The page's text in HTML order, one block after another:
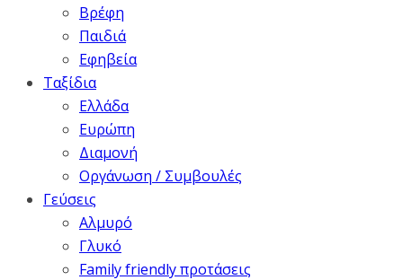
Βρέφη
Παιδιά
Εφηβεία
Ταξίδια
Ελλάδα
Ευρώπη
Διαμονή
Οργάνωση / Συμβουλές
Γεύσεις
Αλμυρό
Γλυκό
Family friendly προτάσεις